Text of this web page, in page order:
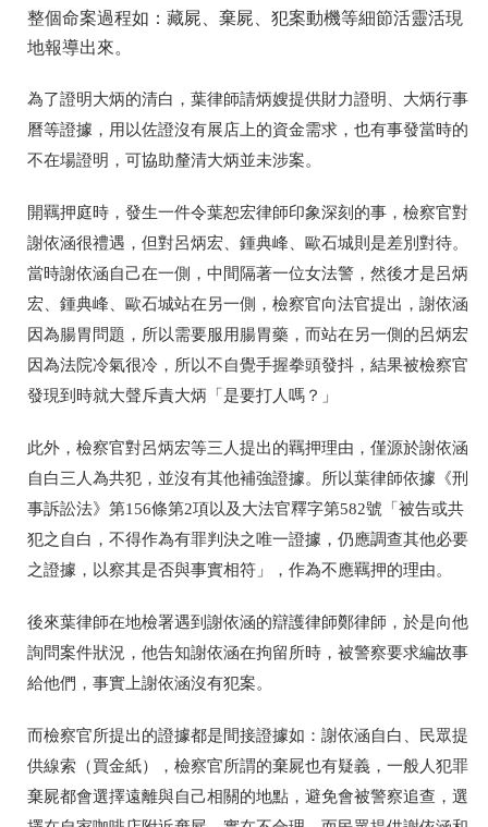
整個命案過程如：藏屍、棄屍、犯案動機等細節活靈活現
地報導出來。
為了證明大炳的清白，葉律師請炳嫂提供財力證明、大炳行事
曆等證據，用以佐證沒有展店上的資金需求，也有事發當時的
不在場證明，可協助釐清大炳並未涉案。
開羈押庭時，發生一件令葉恕宏律師印象深刻的事，檢察官對
謝依涵很禮遇，但對呂炳宏、鍾典峰、歐石城則是差別對待。
當時謝依涵自己在一側，中間隔著一位女法警，然後才是呂炳
宏、鍾典峰、歐石城站在另一側，檢察官向法官提出，謝依涵
因為腸胃問題，所以需要服用腸胃藥，而站在另一側的呂炳宏
因為法院冷氣很冷，所以不自覺手握拳頭發抖，結果被檢察官
發現到時就大聲斥責大炳「是要打人嗎？」
此外，檢察官對呂炳宏等三人提出的羈押理由，僅源於謝依涵
自白三人為共犯，並沒有其他補強證據。所以葉律師依據《刑
事訴訟法》第156條第2項以及大法官釋字第582號「被告或共
犯之自白，不得作為有罪判決之唯一證據，仍應調查其他必要
之證據，以察其是否與事實相符」，作為不應羈押的理由。
後來葉律師在地檢署遇到謝依涵的辯護律師鄭律師，於是向他
詢問案件狀況，他告知謝依涵在拘留所時，被警察要求編故事
給他們，事實上謝依涵沒有犯案。
而檢察官所提出的證據都是間接證據如：謝依涵自白、民眾提
供線索（買金紙），檢察官所謂的棄屍也有疑義，一般人犯罪
棄屍都會選擇遠離與自己相關的地點，避免會被警察追查，選